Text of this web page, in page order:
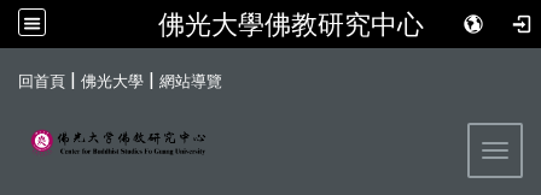
佛光大學佛教研究中心
回首頁 | 佛光大學 | 網站導覽